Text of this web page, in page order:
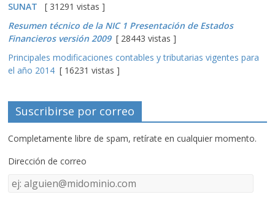
SUNAT
[ 31291 vistas ]
Resumen técnico de la NIC 1 Presentación de Estados
Financieros versión 2009[ 28443 vistas ]
Principales modificaciones contables y tributarias vigentes para
el año 2014 [ 16231 vistas ]
Suscribirse por correo
Completamente libre de spam, retírate en cualquier momento.
Dirección de correo
Dirección
de